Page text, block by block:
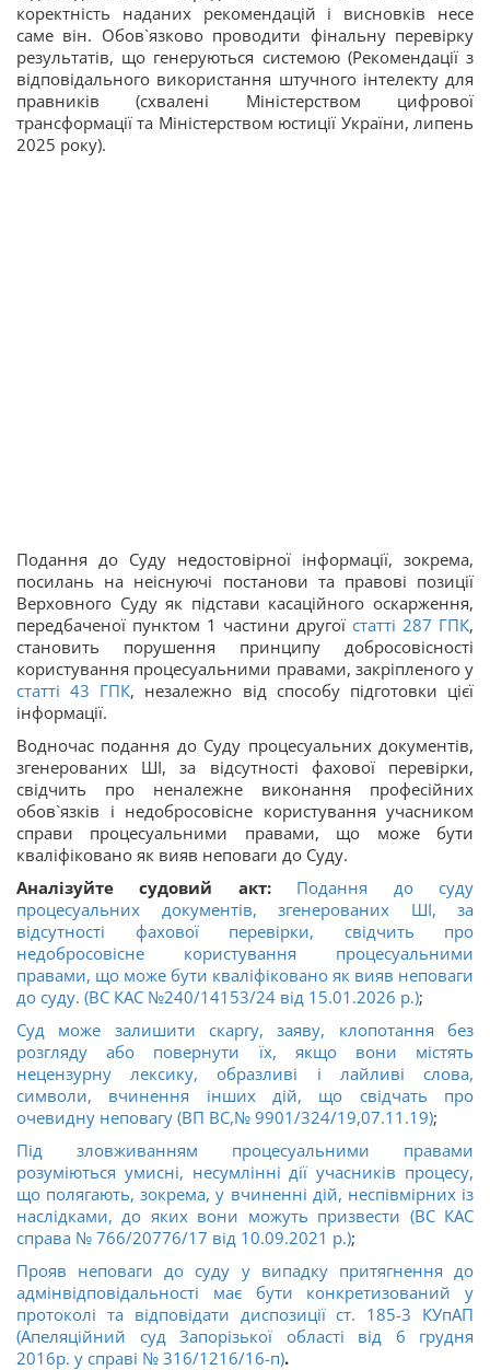
коректність наданих рекомендацій і висновків несе
саме він. Обов`язково проводити фінальну перевірку
результатів, що генеруються системою (Рекомендації з
відповідального використання штучного інтелекту для
правників (схвалені Міністерством цифрової
трансформації та Міністерством юстиції України, липень
2025 року).
Подання до Суду недостовірної інформації, зокрема,
посилань на неіснуючі постанови та правові позиції
Верховного Суду як підстави касаційного оскарження,
передбаченої пунктом 1 частини другої статті 287 ГПК,
становить порушення принципу добросовісності
користування процесуальними правами, закріпленого у
статті 43 ГПК, незалежно від способу підготовки цієї
інформації.
Водночас подання до Суду процесуальних документів,
згенерованих ШІ, за відсутності фахової перевірки,
свідчить про неналежне виконання професійних
обов`язків і недобросовісне користування учасником
справи процесуальними правами, що може бути
кваліфіковано як вияв неповаги до Суду.
Аналізуйте судовий акт: Подання до суду
процесуальних документів, згенерованих ШІ, за
відсутності фахової перевірки, свідчить про
недобросовісне користування процесуальними
правами, що може бути кваліфіковано як вияв неповаги
до суду. (ВС КАС №240/14153/24 від 15.01.2026 р.);
Суд може залишити скаргу, заяву, клопотання без
розгляду або повернути їх, якщо вони містять
нецензурну лексику, образливі і лайливі слова,
символи, вчинення інших дій, що свідчать про
очевидну неповагу (ВП ВС,№ 9901/324/19,07.11.19);
Під зловживанням процесуальними правами
розуміються умисні, несумлінні дії учасників процесу,
що полягають, зокрема, у вчиненні дій, неспівмірних із
наслідками, до яких вони можуть призвести (ВС КАС
справа № 766/20776/17 від 10.09.2021 р.);
Прояв неповаги до суду у випадку притягнення до
адмінвідповідальності має бути конкретизований у
протоколі та відповідати диспозиції ст. 185-3 КУпАП
(Апеляційний суд Запорізької області від 6 грудня
2016р. у справі № 316/1216/16-п).